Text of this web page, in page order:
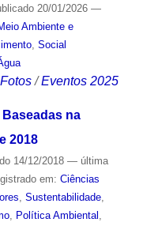
20/01/2026 —
Ambiente e
, Social
Fotos /Eventos 2025
na
2018
14/12/2018 — última
em: Ciências
, Sustentabilidade,
, Política Ambiental ,